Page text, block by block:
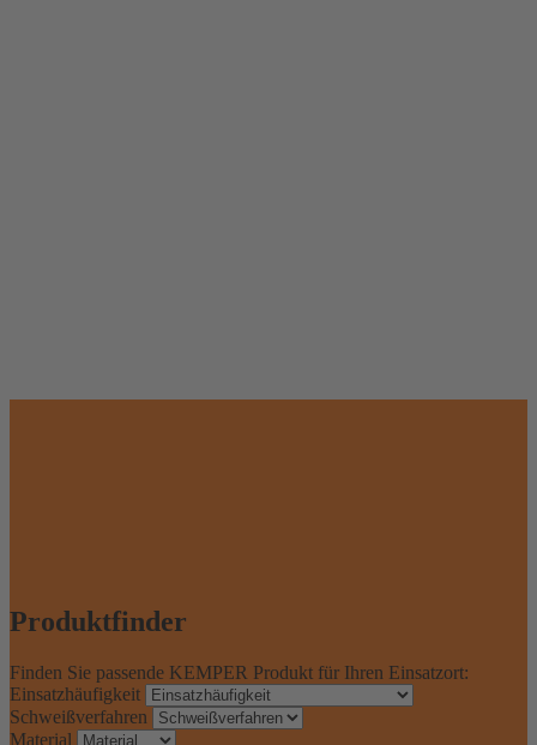
Produktfinder
Finden Sie passende KEMPER Produkt für Ihren Einsatzort:
Einsatzhäufigkeit
Schweißverfahren
Material